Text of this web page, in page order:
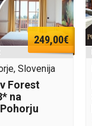
249,00€
Slovenija
Forest
na